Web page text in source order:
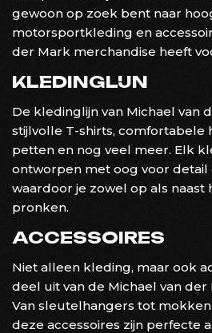
gewoon op zoek bent naar
motorsportkleding en
der Mark merchandise heeft
KLEDINGLIJN
De kledinglijn van Michael van
stijlvolle T-shirts, comfortabele
petten en nog veel meer. Elk
ontworpen met oog voor detail
waardoor je zowel op als naast
pronken.
ACCESSOIRES
Niet alleen kleding, maar ook
deel uit van de Michael van
Van sleutelhangers tot
deze accessoires zijn perfecte